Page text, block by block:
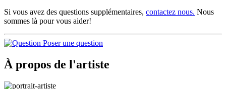
Si vous avez des questions supplémentaires, contactez nous. Nous
sommes là pour vous aider!
Poser une question
À propos de l'artiste